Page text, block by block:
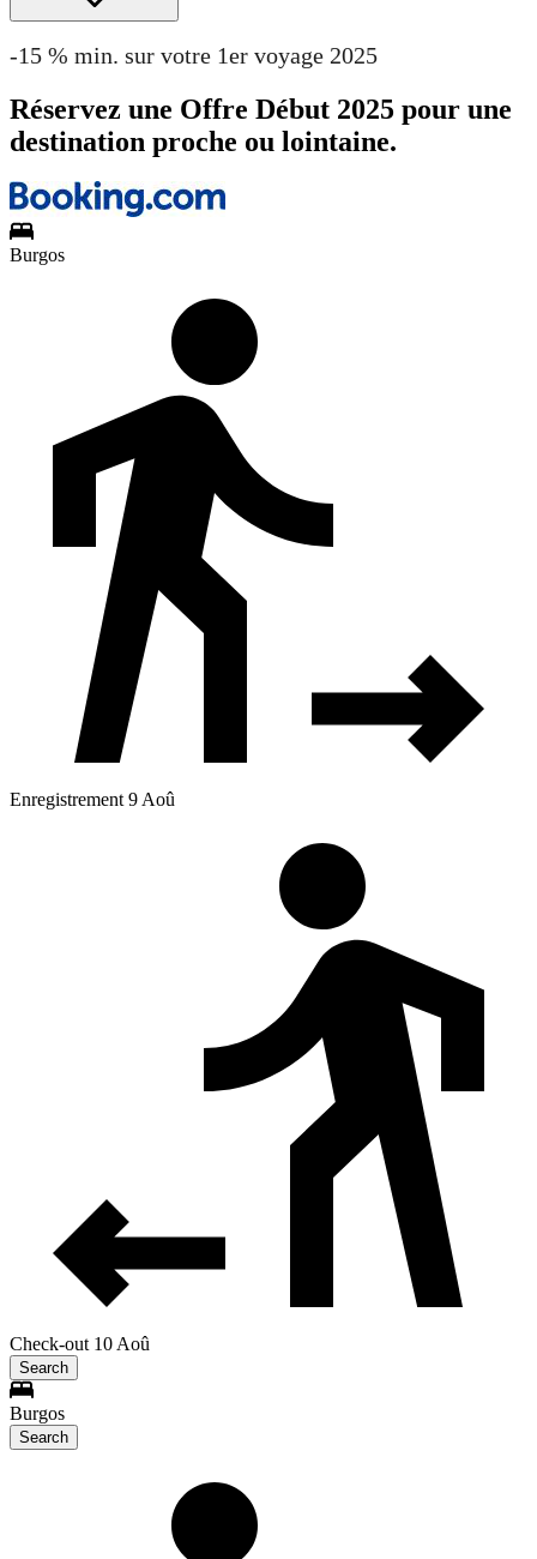
-15 % min. sur votre 1er voyage 2025
Réservez une Offre Début 2025 pour une
destination proche ou lointaine.
Burgos
Enregistrement 9 Aoû
Check-out 10 Aoû
Search
Burgos
Search